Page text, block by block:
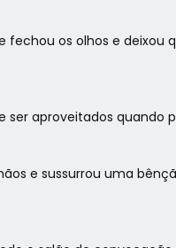
os olhos e deixou
ser aproveitados quando
e sussurrou uma